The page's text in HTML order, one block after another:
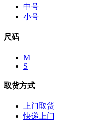
中号
小号
尺码
M
S
取货方式
上门取货
快递上门